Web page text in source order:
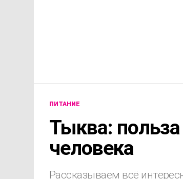
ПИТАНИЕ
Тыква:
человека
Рассказываем всё